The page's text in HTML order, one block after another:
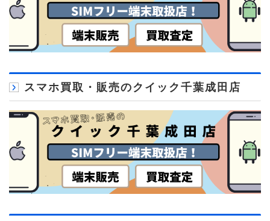
スマホ買取・販売のクイック千葉成田店